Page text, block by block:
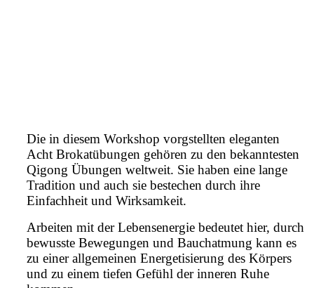
Die in diesem Workshop vorgstellten eleganten
Acht Brokatübungen gehören zu den bekanntesten
Qigong Übungen weltweit. Sie haben eine lange
Tradition und auch sie bestechen durch ihre
Einfachheit und Wirksamkeit.
Arbeiten mit der Lebensenergie bedeutet hier, durch
bewusste Bewegungen und Bauchatmung kann es
zu einer allgemeinen Energetisierung des Körpers
und zu einem tiefen Gefühl der inneren Ruhe